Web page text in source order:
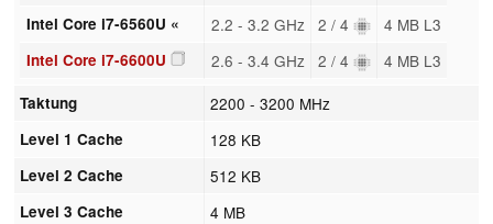
Intel Core i7-6560U « 2.2 - 3.2 GHz 2 / 4 4 MB L3
Intel Core i7-6600U 2.6 - 3.4 GHz 2 / 4 4 MB L3
Taktung 2200 - 3200 MHz
Level 1 Cache 128 KB
Level 2 Cache 512 KB
Level 3 Cache 4 MB